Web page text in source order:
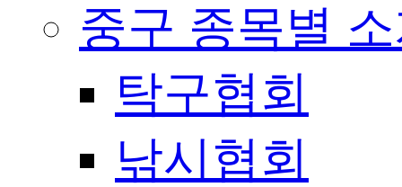
중구 종목별
탁구협회
낚시협회